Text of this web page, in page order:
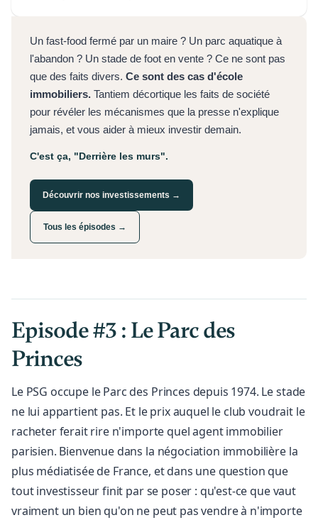
Un fast-food fermé par un maire ? Un parc aquatique à
l'abandon ? Un stade de foot en vente ? Ce ne sont pas
que des faits divers. Ce sont des cas d'école
immobiliers. Tantiem décortique les faits de société
pour révéler les mécanismes que la presse n'explique
jamais, et vous aider à mieux investir demain.
C'est ça, "Derrière les murs".
Découvrir nos investissements →
Tous les épisodes →
Episode #3 : Le Parc des
Princes
Le PSG occupe le Parc des Princes depuis 1974. Le stade
ne lui appartient pas. Et le prix auquel le club voudrait le
racheter ferait rire n'importe quel agent immobilier
parisien. Bienvenue dans la négociation immobilière la
plus médiatisée de France, et dans une question que
tout investisseur finit par se poser : qu'est-ce que vaut
vraiment un bien qu'on ne peut pas vendre à n'importe